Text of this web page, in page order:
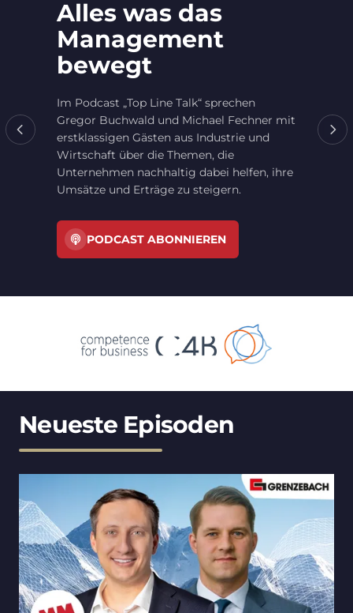
Alles was das
Management
bewegt
Im Podcast „Top Line Talk“ sprechen
Gregor Buchwald und Michael Fechner mit
erstklassigen Gästen aus Industrie und
Wirtschaft über die Themen, die
Unternehmen nachhaltig dabei helfen, ihre
Umsätze und Erträge zu steigern.
PODCAST ABONNIEREN
Neueste Episoden